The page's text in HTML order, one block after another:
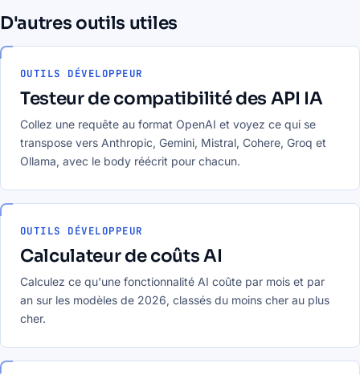
D'autres outils utiles
OUTILS DÉVELOPPEUR
Testeur de compatibilité des API IA
Collez une requête au format OpenAI et voyez ce qui se
transpose vers Anthropic, Gemini, Mistral, Cohere, Groq et
Ollama, avec le body réécrit pour chacun.
OUTILS DÉVELOPPEUR
Calculateur de coûts AI
Calculez ce qu'une fonctionnalité AI coûte par mois et par
an sur les modèles de 2026, classés du moins cher au plus
cher.